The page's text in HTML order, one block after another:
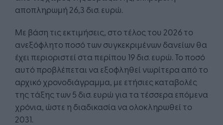
αποπληρωμή 26,3 δισ. ευρώ.
Με βάση τις εκτιμήσεις, στο τέλος του 2026 το
ανεξόφλητο ποσό των συγκεκριμένων δανείων θα
έχει περιοριστεί στα περίπου 19 δισ. ευρώ. Το ποσό
αυτό προβλέπεται να εξοφληθεί νωρίτερα από το
αρχικό χρονοδιάγραμμα, με ετήσιες καταβολές
της τάξης των 5 δισ. ευρώ για τα τέσσερα επόμενα
χρόνια, ώστε η διαδικασία να ολοκληρωθεί το
2031.